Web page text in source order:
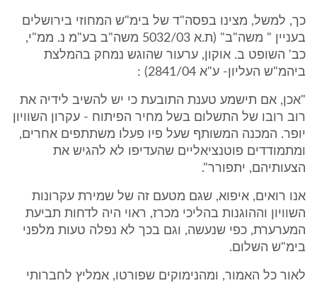
כך, למשל, מצינו בפסה"ד של בימ"ש המחוזי בירושלים
בעניין " משה"ב" (ת.א 5032/03 משה"ב בע"מ נ. ממ"י,
כב' השופט ב. אוקון, ערעור שהוגש נמחק בהמלצת
ביהמ"ש העליון- ע"א 2841/04) :
"אכן, אם תישמע טענת התובעת כי יש להשיב לידיה את
רוב רובו של התשלום בשל מחיר הפיתוח - עקרון השוויון
יופר. המכנה המשותף שעל פיו פעלו משתתפים אחרים,
ומתמודדים פוטנציאליים שהעדיפו לא להגיש את
הצעותיהם, יתפורר".
אנו רואים, איפוא, שגם מטעם זה של שמירת עקרונות
השוויון וההוגנות בהליכי מכרז, ראוי היה לדחות תביעת
המערערת, כפי שנעשה, וגם בכך לא נפלה טעות מלפני
בימ"ש השלום.
לאור כל האמור, ומהנימוקים שפורטו, אמליץ לחברותי